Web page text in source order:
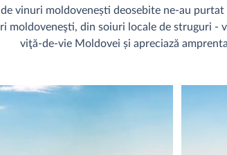
vinuri moldovenești deosebite ne-au
moldoveneşti, din soiuri locale de struguri
viţă-de-vie Moldovei și apreciază